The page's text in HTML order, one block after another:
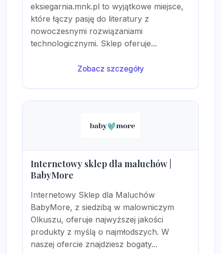
eksiegarnia.mnk.pl to wyjątkowe miejsce,
które łączy pasję do literatury z
nowoczesnymi rozwiązaniami
technologicznymi. Sklep oferuje...
Zobacz szczegóły
Internetowy sklep dla maluchów |
BabyMore
Internetowy Sklep dla Maluchów
BabyMore, z siedzibą w malowniczym
Olkuszu, oferuje najwyższej jakości
produkty z myślą o najmłodszych. W
naszej ofercie znajdziesz bogaty...